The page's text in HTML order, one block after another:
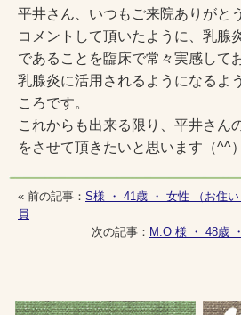
平井さん、いつもご来院ありがと
コメントして頂いたように、乳腺
であることを臨床で常々実感して
乳腺炎に活用されるようになるよ
ころです。
これからも出来る限り、平井さん
をさせて頂きたいと思います（^^）
« 前の記事： S様 ・ 41歳 ・ 女性 （お住
員
次の記事： M.O 様 ・ 48歳